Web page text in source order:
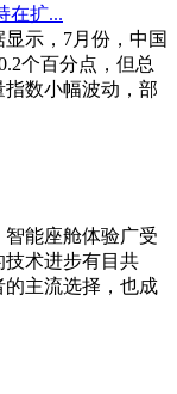
在扩...
示，7月份，中国
个百分点，但总
数小幅波动，部
能座舱体验广受
术进步有目共
主流选择，也成